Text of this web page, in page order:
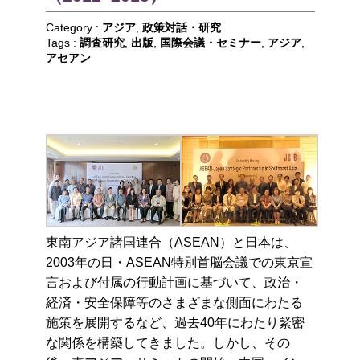
Category : アジア, 政策対話・研究
Tags : 調査研究, 出版 国際会議・セミナー, アジア,
アセアン
東南アジア諸国連合（ASEAN）と日本は、
2003年の日・ASEAN特別首脳会議での東京宣
言および付属の行動計画に基づいて、政治・
経済・安全保障等のさまざまな側面にわたる
施策を展開するなど、過去40年にわたり緊密
な関係を構築してきました。しかし、その